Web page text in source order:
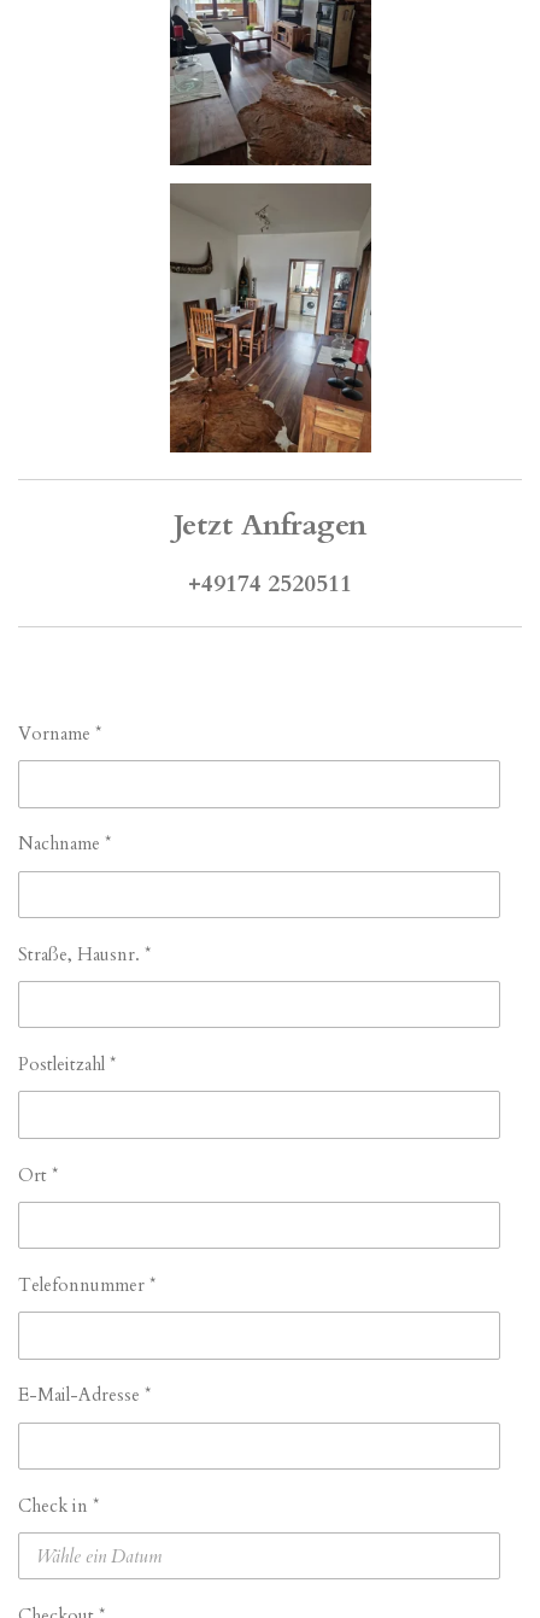
Jetzt Anfragen
+49174 2520511
Vorname *
Nachname *
Straße, Hausnr. *
Postleitzahl *
Ort *
Telefonnummer *
E-Mail-Adresse *
Check in *